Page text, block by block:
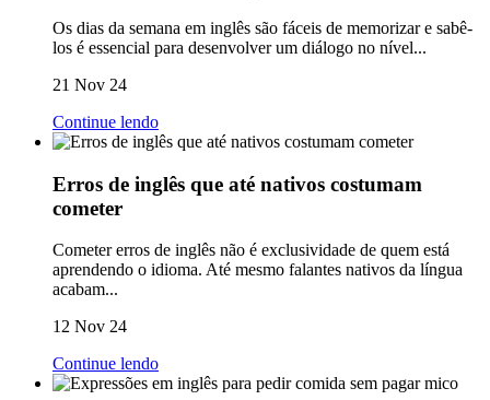
Os dias da semana em inglês são fáceis de memorizar e sabê-
los é essencial para desenvolver um diálogo no nível...
21 Nov 24
Continue lendo
Erros de inglês que até nativos costumam
cometer
Cometer erros de inglês não é exclusividade de quem está
aprendendo o idioma. Até mesmo falantes nativos da língua
acabam...
12 Nov 24
Continue lendo